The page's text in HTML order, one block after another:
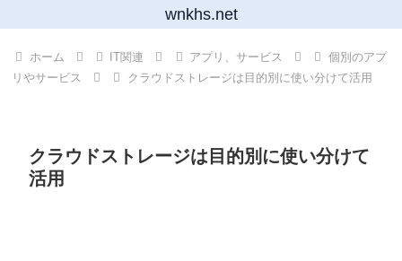
wnkhs.net
ホーム IT関連 アプリ、サービス
個別のアプ
リやサービス
クラウドストレージは目的別に使い分けて活用
クラウドストレージは目的別に使い分けて
活用